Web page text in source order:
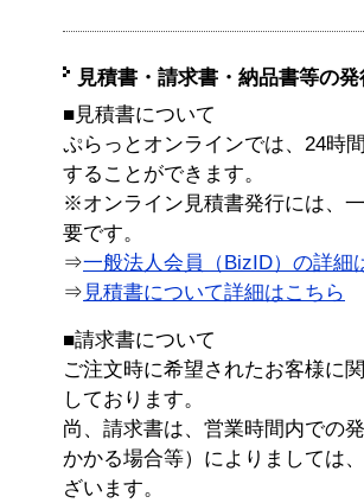
見積書・請求書・納品書等の
■見積書について
ぷらっとオンラインでは、24時
することができます。
※オンライン見積書発行には、
要です。
⇒一般法人会員（BizID）の詳細
⇒ 見積書について詳細はこちら
■請求書について
ご注文時に希望されたお客様に
しております。
尚、請求書は、営業時間内での
かかる場合等）によりましては
ざいます。